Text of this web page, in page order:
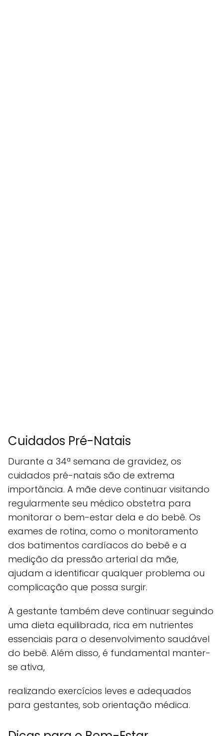
Cuidados Pré-Natais
Durante a 34ª semana de gravidez, os
cuidados pré-natais são de extrema
importância. A mãe deve continuar visitando
regularmente seu médico obstetra para
monitorar o bem-estar dela e do bebê. Os
exames de rotina, como o monitoramento
dos batimentos cardíacos do bebê e a
medição da pressão arterial da mãe,
ajudam a identificar qualquer problema ou
complicação que possa surgir.
A gestante também deve continuar seguindo
uma dieta equilibrada, rica em nutrientes
essenciais para o desenvolvimento saudável
do bebê. Além disso, é fundamental manter-
se ativa,
realizando exercícios leves e adequados
para gestantes, sob orientação médica.